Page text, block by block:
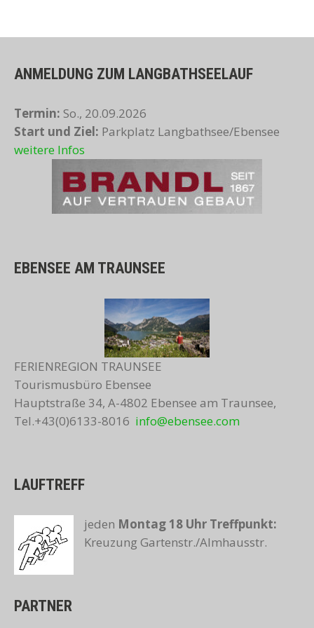
ANMELDUNG ZUM LANGBATHSEELAUF
Termin: So., 20.09.2026
Start und Ziel: Parkplatz Langbathsee/Ebensee
weitere Infos
EBENSEE AM TRAUNSEE
FERIENREGION TRAUNSEE
Tourismusbüro Ebensee
Hauptstraße 34, A-4802 Ebensee am Traunsee,
Tel.+43(0)6133-8016 info@ebensee.com
LAUFTREFF
jeden Montag 18 Uhr Treffpunkt:
Kreuzung Gartenstr./Almhausstr.
PARTNER